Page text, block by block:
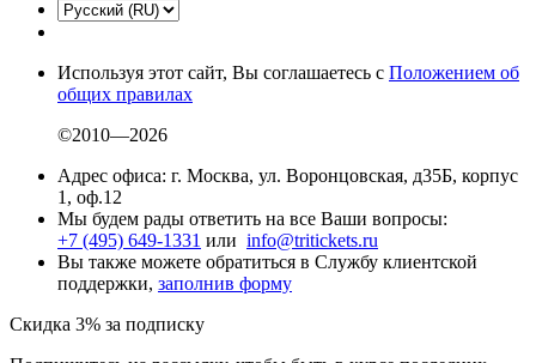
Используя этот сайт, Вы соглашаетесь с Положением об
общих правилах
©2010—2026
Адрес офиса: г. Москва, ул. Воронцовская, д35Б, корпус
1, оф.12
Мы будем рады ответить на все Ваши вопросы:
+7 (495) 649-1331 или info@tritickets.ru
Вы также можете обратиться в Службу клиентской
поддержки, заполнив форму
Скидка 3% за подписку